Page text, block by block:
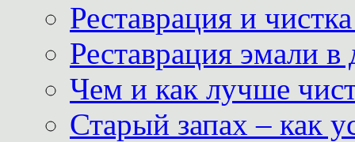
Реставрация и
Реставрация эмали
Чем и как лучше
Старый запах – как